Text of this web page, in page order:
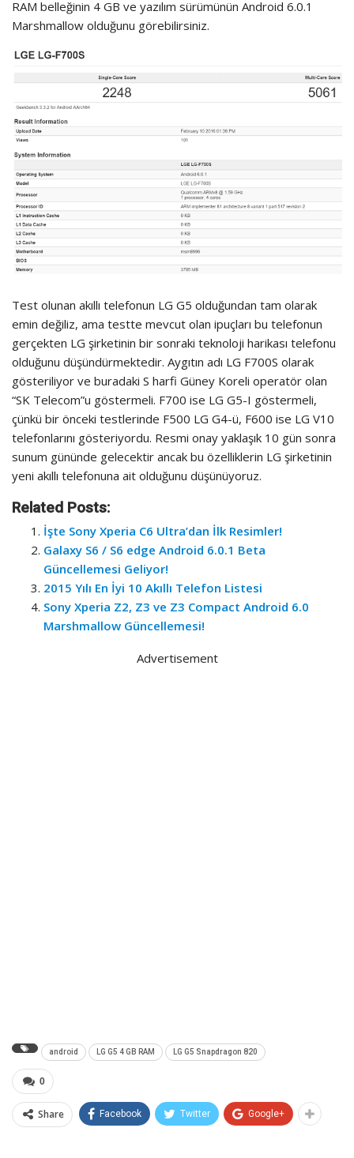
RAM belleğinin 4 GB ve yazılım sürümünün Android 6.0.1
Marshmallow olduğunu görebilirsiniz.
Test olunan akıllı telefonun LG G5 olduğundan tam olarak
emin değiliz, ama testte mevcut olan ipuçları bu telefonun
gerçekten LG şirketinin bir sonraki teknoloji harikası telefonu
olduğunu düşündürmektedir. Aygıtın adı LG F700S olarak
gösteriliyor ve buradaki S harfi Güney Koreli operatör olan
“SK Telecom”u göstermeli. F700 ise LG G5-I göstermeli,
çünkü bir önceki testlerinde F500 LG G4-ü, F600 ise LG V10
telefonlarını gösteriyordu. Resmi onay yaklaşık 10 gün sonra
sunum gününde gelecektir ancak bu özelliklerin LG şirketinin
yeni akıllı telefonuna ait olduğunu düşünüyoruz.
Related Posts:
İşte Sony Xperia C6 Ultra’dan İlk Resimler!
Galaxy S6 / S6 edge Android 6.0.1 Beta
Güncellemesi Geliyor!
2015 Yılı En İyi 10 Akıllı Telefon Listesi
Sony Xperia Z2, Z3 ve Z3 Compact Android 6.0
Marshmallow Güncellemesi!
Advertisement
android LG G5 4 GB RAM LG G5 Snapdragon 820
0
Share Facebook Twitter Google+